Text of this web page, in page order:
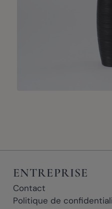
ENTREPRISE
Contact
Politique de